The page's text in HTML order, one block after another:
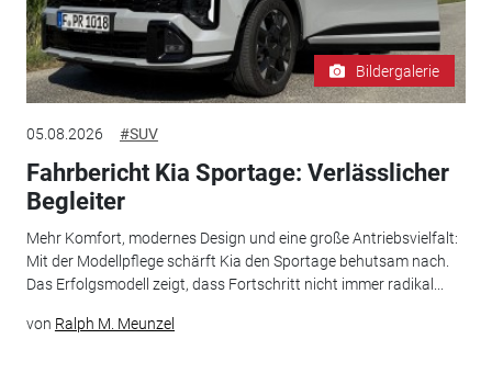
Bildergalerie
05.08.2026 #SUV
Fahrbericht Kia Sportage: Verlässlicher
Begleiter
Mehr Komfort, modernes Design und eine große Antriebsvielfalt:
Mit der Modellpflege schärft Kia den Sportage behutsam nach.
Das Erfolgsmodell zeigt, dass Fortschritt nicht immer radikal...
von Ralph M. Meunzel